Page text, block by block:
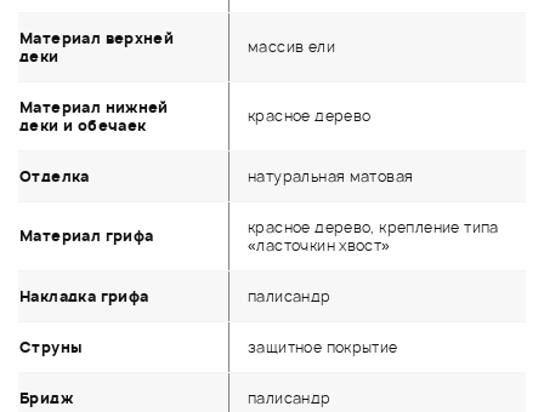
Материал верхней
деки
массив ели
Материал нижней
деки и обечаек
красное дерево
Отделка натуральная матовая
Материал грифа
красное дерево, крепление типа
«ласточкин хвост»
Накладка грифа палисандр
Струны защитное покрытие
Бридж палисандр